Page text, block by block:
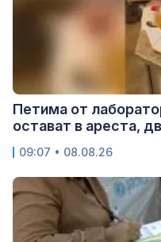
Петима от
остават в ареста,
09:07 • 08.08.26